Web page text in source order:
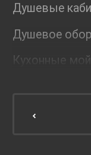
Душевые
Душевое
Кухонные
Мебель для